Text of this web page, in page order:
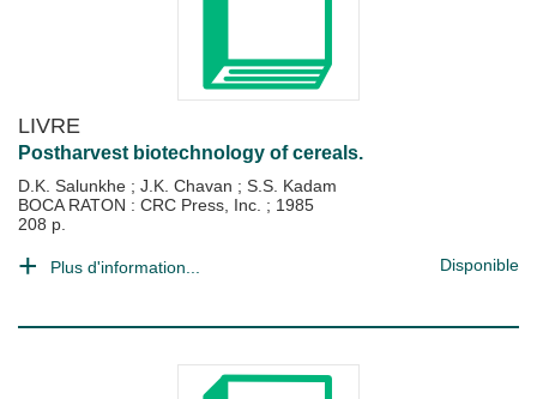
LIVRE
Postharvest biotechnology of cereals.
D.K. Salunkhe ; J.K. Chavan ; S.S. Kadam
BOCA RATON : CRC Press, Inc. ; 1985
208 p.
Plus d'information... Disponible